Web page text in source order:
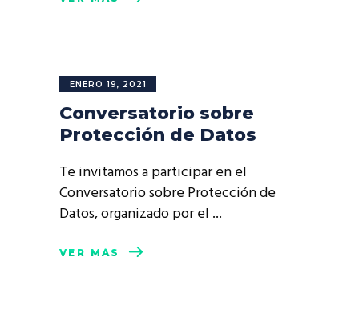
ENERO 19, 2021
Conversatorio sobre
Protección de Datos
Te invitamos a participar en el
Conversatorio sobre Protección de
Datos, organizado por el
VER MÁS